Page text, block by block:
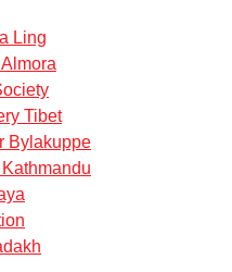
Ling
Tibet
Bylakuppe